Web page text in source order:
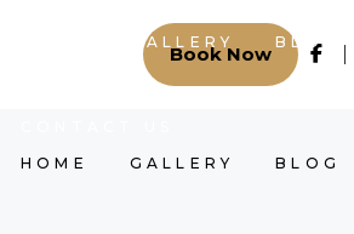
HOME GALLERY BLOG
Book Now
GALLERY BLOG